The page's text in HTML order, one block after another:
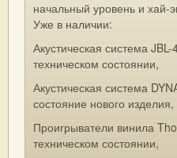
начальный уровень и хай-
Уже в наличии:
Акустическая система
техническом состоянии,
Акустическая система
состояние нового изделия,
Проигрыватели винила
техническом состоянии,